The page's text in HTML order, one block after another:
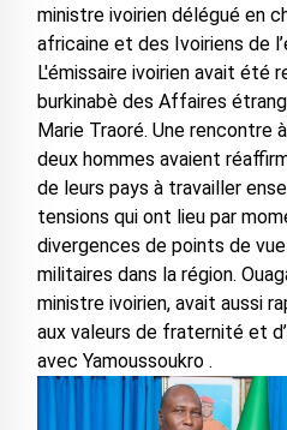
ministre ivoirien délégué en
africaine et des Ivoiriens de
L'émissaire ivoirien avait été
burkinabè des Affaires
Marie Traoré. Une rencontre
deux hommes avaient
de leurs pays à travailler
tensions qui ont lieu par
divergences de points de
militaires dans la région.
ministre ivoirien, avait aussi
aux valeurs de fraternité et
avec Yamoussoukro .